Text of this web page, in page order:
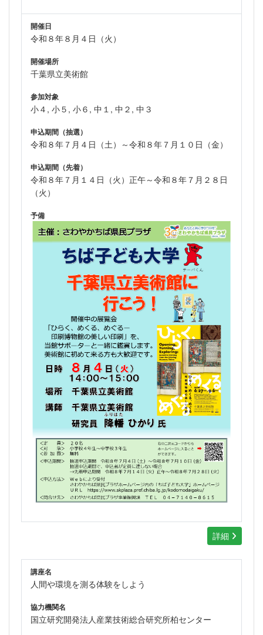
開催日
令和８年８月４日（火）
開催場所
千葉県立美術館
参加対象
小４, 小５, 小６, 中１, 中２, 中３
申込期間（抽選）
令和８年７月４日（土）～令和８年７月１０日（金）
申込期間（先着）
令和８年７月１４日（火）正午～令和８年７月２８日
（火）
予備
詳細
講座名
人間や環境を測る体験をしよう
協力機関名
国立研究開発法人産業技術総合研究所柏センター